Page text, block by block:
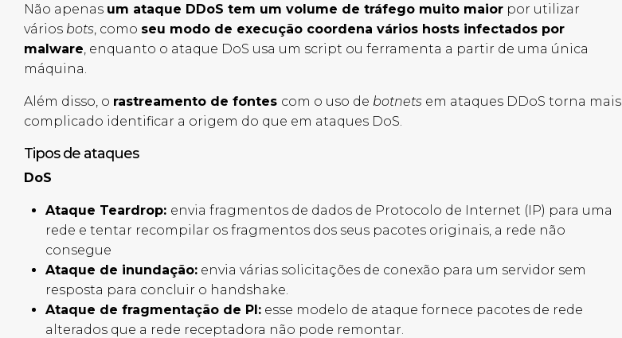
Não apenas um ataque DDoS tem um volume de tráfego muito maior por utilizar
vários bots , como seu modo de execução coordena vários hosts infectados por
malware , enquanto o ataque DoS usa um script ou ferramenta a partir de uma única
máquina.
Além disso, o rastreamento de fontes com o uso de botnets em ataques DDoS torna mais
complicado identificar a origem do que em ataques DoS.
Tipos de ataques
DoS
Ataque Teardrop: envia fragmentos de dados de Protocolo de Internet (IP) para uma
rede e tentar recompilar os fragmentos dos seus pacotes originais, a rede não
consegue
Ataque de inundação: envia várias solicitações de conexão para um servidor sem
resposta para concluir o handshake.
Ataque de fragmentação de PI: esse modelo de ataque fornece pacotes de rede
alterados que a rede receptadora não pode remontar.